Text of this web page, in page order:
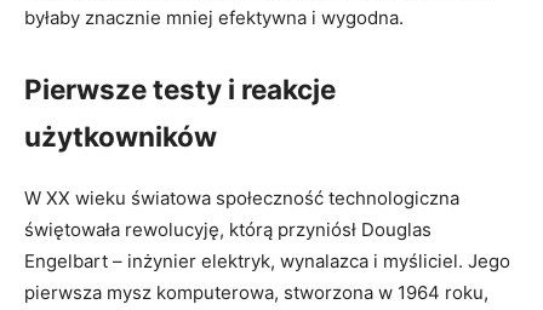
byłaby⁣ znacznie mniej efektywna i wygodna.
Pierwsze testy i reakcje
użytkowników
W XX wieku światowa ‌społeczność technologiczna
świętowała rewolucyję, którą przyniósł Douglas
Engelbart – inżynier elektryk, wynalazca i ⁤myśliciel. Jego
pierwsza mysz‍ komputerowa, stworzona⁣ w ⁣1964 roku,